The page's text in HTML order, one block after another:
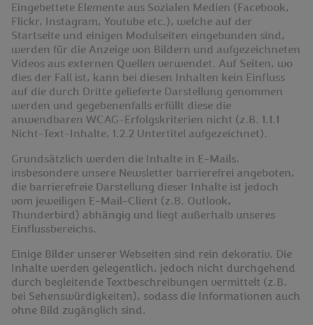
Eingebettete Elemente aus Sozialen Medien (Facebook,
Flickr, Instagram, Youtube etc.), welche auf der
Startseite und einigen Modulseiten eingebunden sind,
werden für die Anzeige von Bildern und aufgezeichneten
Videos aus externen Quellen verwendet. Auf Seiten, wo
dies der Fall ist, kann bei diesen Inhalten kein Einfluss
auf die durch Dritte gelieferte Darstellung genommen
werden und gegebenenfalls erfüllt diese die
anwendbaren WCAG-Erfolgskriterien nicht (z.B. 1.1.1
Nicht-Text-Inhalte, 1.2.2 Untertitel aufgezeichnet).
Grundsätzlich werden die Inhalte in E-Mails,
insbesondere unsere Newsletter barrierefrei angeboten,
die barrierefreie Darstellung dieser Inhalte ist jedoch
vom jeweiligen E-Mail-Client (z.B. Outlook,
Thunderbird) abhängig und liegt außerhalb unseres
Einflussbereichs.
Einige Bilder unserer Webseiten sind rein dekorativ. Die
Inhalte werden gelegentlich, jedoch nicht durchgehend
durch begleitende Textbeschreibungen vermittelt (z.B.
bei Sehenswürdigkeiten), sodass die Informationen auch
ohne Bild zugänglich sind.